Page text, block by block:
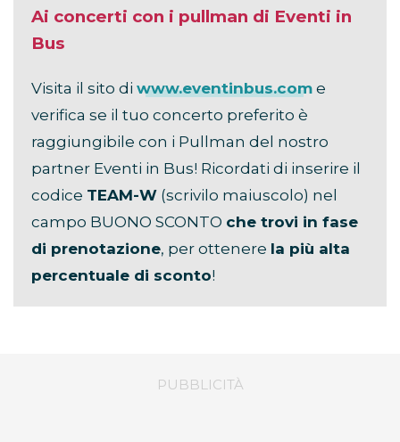
Ai concerti con i pullman di Eventi in
Bus
Visita il sito di www.eventinbus.com e
verifica se il tuo concerto preferito è
raggiungibile con i Pullman del nostro
partner Eventi in Bus! Ricordati di inserire il
codice TEAM-W (scrivilo maiuscolo) nel
campo BUONO SCONTO che trovi in fase
di prenotazione, per ottenere la più alta
percentuale di sconto!